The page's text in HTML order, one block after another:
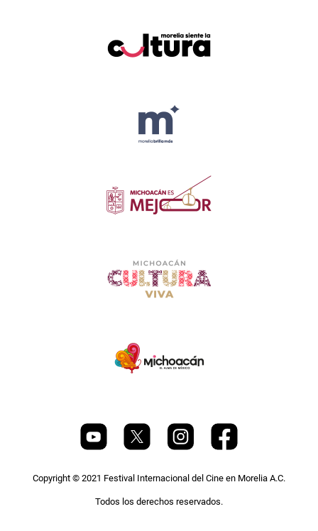
Copyright © 2021 Festival Internacional del Cine en Morelia A.C.
Todos los derechos reservados.